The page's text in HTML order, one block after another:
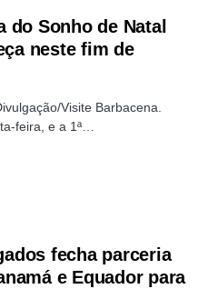
do Sonho de Natal
neste fim de
Visite Barbacena.
feira, e a 1ª…
fecha parceria
e Equador para